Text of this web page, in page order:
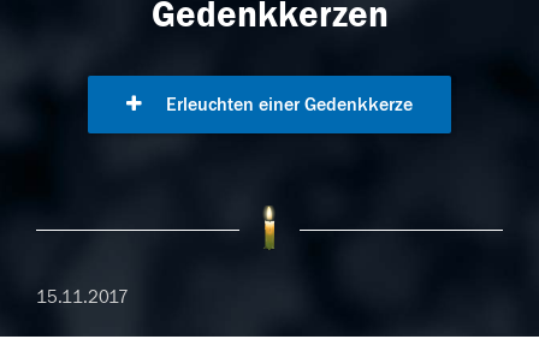
Gedenkkerzen
Erleuchten einer Gedenkkerze
15.11.2017